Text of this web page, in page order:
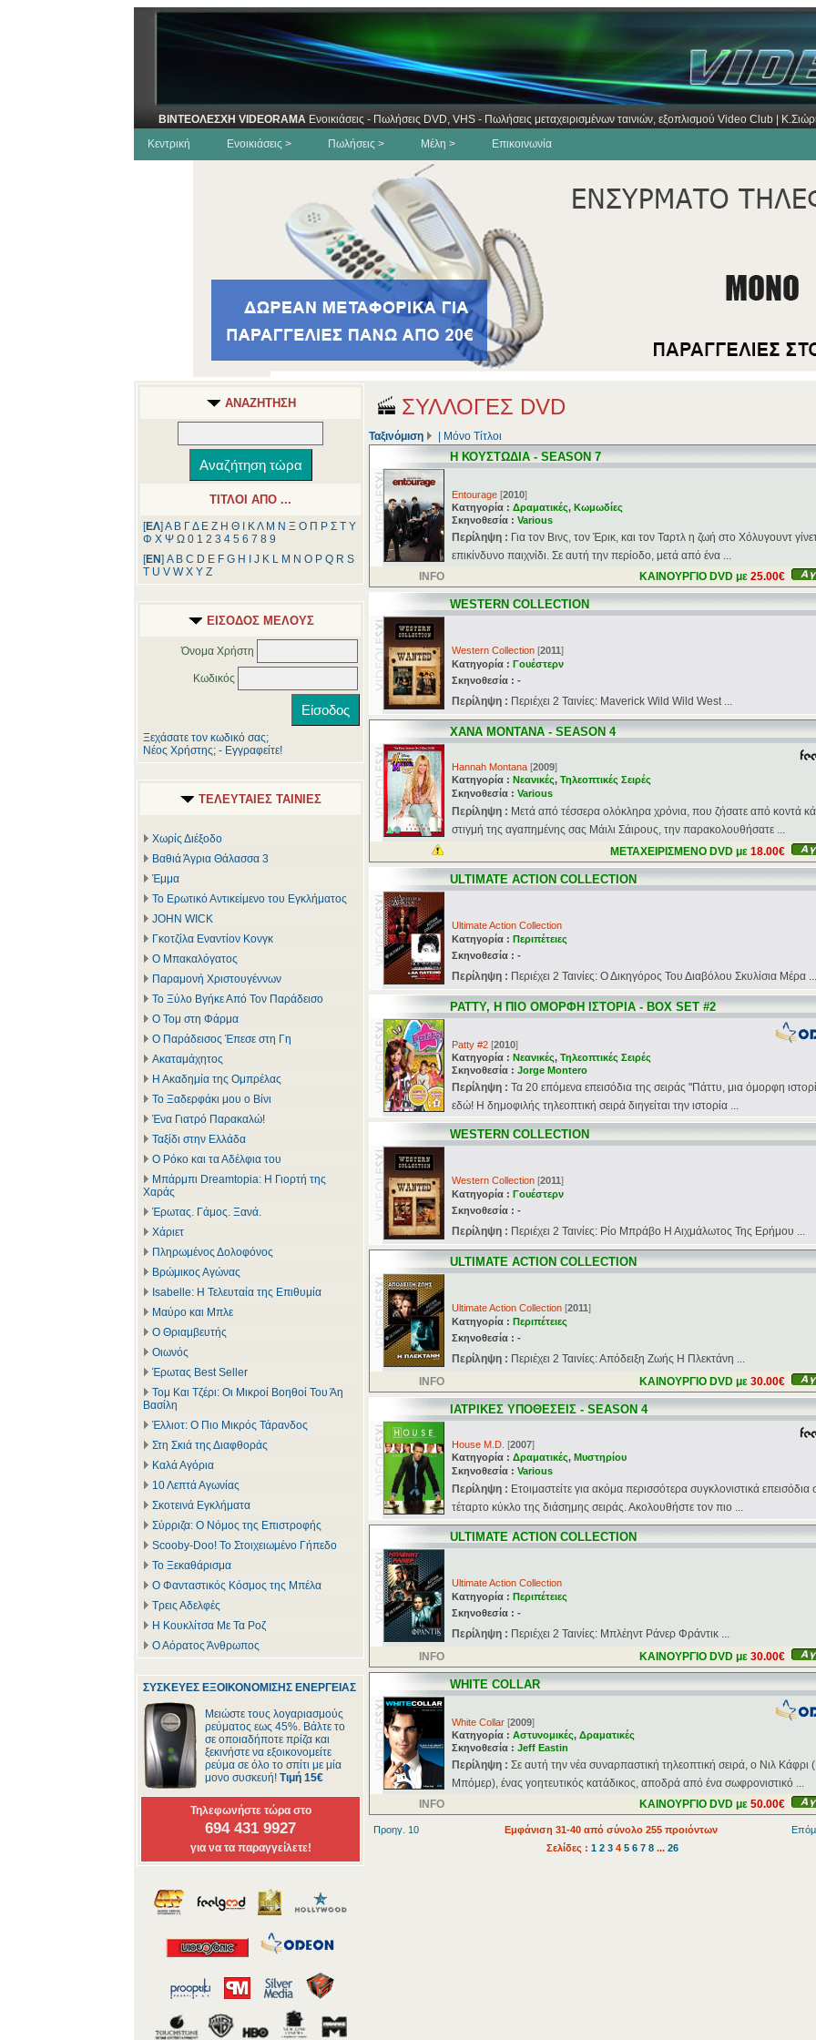
ΒΙΝΤΕΟΛΕΣΧΗ VIDEORAMA Ενοικιάσεις - Πωλήσεις DVD, VHS - Πωλήσεις μεταχειρισμένων ταινιών, εξοπλισμού Video Club |
Κεντρική
Ενοικιάσεις > Πωλήσεις > Μέλη > Επικοινωνία
ΑΝΑΖΗΤΗΣΗ
ΤΙΤΛΟΙ ΑΠΟ ...
[ΕΛ] Α Β ΓΔ Ε Ζ Η Θ ΚΛ Μ Ν Ξ Ο Π Ρ Σ Τ Υ
Φ Χ Ψ Ω 0 1 2 3 4 5 6 7 8 9
[ΕΝ] A B C D E F G H J K L M N O P Q R S
T U V W X Y Z
ΕΙΣΟΔΟΣ ΜΕΛΟΥΣ
Όνομα Χρήστη
Κωδικός
Ξεχάσατε τον κωδικό σας;
Νέος Χρήστης; - Εγγραφείτε!
ΤΕΛΕΥΤΑΙΕΣ ΤΑΙΝΙΕΣ
Χωρίς Διέξοδο
Βαθιά Άγρια Θάλασσα 3
Έμμα
Το Ερωτικό Αντικείμενο του Εγκλήματος
JOHN WICK
Γκοτζίλα Εναντίον Κονγκ
Ο Μπακαλόγατος
Παραμονή Χριστουγέννων
Το Ξύλο Βγήκε Από Τον Παράδεισο
Ο Τομ στη Φάρμα
Ο Παράδεισος Έπεσε στη Γη
Ακαταμάχητος
Η Ακαδημία της Ομπρέλας
Το Ξαδερφάκι μου ο Βίνι
Ένα Γιατρό Παρακαλώ!
Ταξίδι στην Ελλάδα
Ο Ρόκο και τα Αδέλφια του
Μπάρμπι Dreamtopia: Η Γιορτή της
Χαράς
Έρωτας. Γάμος. Ξανά.
Χάριετ
Πληρωμένος Δολοφόνος
Βρώμικος Αγώνας
Isabelle: Η Τελευταία της Επιθυμία
Μαύρο και Μπλε
Ο Θριαμβευτής
Οιωνός
Έρωτας Best Seller
Τομ Και Τζέρι: Οι Μικροί Βοηθοί Του Άη
Βασίλη
Έλλιοτ: Ο Πιο Μικρός Τάρανδος
Στη Σκιά της Διαφθοράς
Καλά Αγόρια
10 Λεπτά Αγωνίας
Σκοτεινά Εγκλήματα
Σύρριζα: Ο Νόμος της Επιστροφής
Scooby-Doo! Το Στοιχειωμένο Γήπεδο
Το Ξεκαθάρισμα
Ο Φανταστικός Κόσμος της Μπέλα
Τρεις Αδελφές
Η Κουκλίτσα Με Τα Ροζ
Ο Αόρατος Άνθρωπος
ΣΥΣΚΕΥΕΣ ΕΞΟΙΚΟΝΟΜΙΣΗΣ ΕΝΕΡΓΕΙΑΣ
Μειώστε τους λογαριασμούς
ρεύματος εως 45%. Βάλτε το
σε οποιαδήποτε πρίζα και
ξεκινήστε να εξοικονομείτε
ρεύμα σε όλο το σπίτι με μία
μονο συσκευή! Τιμή 15€
Τηλεφωνήστε τώρα στο
694 431 9927
για να τα παραγγείλετε!
ΣΥΛΛΟΓΕΣ DVD
Ταξινόμιση Μόνο Τίτλοι
Η ΚΟΥΣΤΩΔΙΑ - SEASON 7
Entourage [2010]
Κατηγορία : Δραματικές, Κωμωδίες
Σκηνοθεσία : Various
Περίληψη : Για τον Βινς, τον Έρικ, και τον Ταρτλ η ζωή στο Χόλυγουντ
επικίνδυνο παιχνίδι. Σε αυτή την περίοδο, μετά από ένα ...
INFO
ΚΑΙΝΟΥΡΓΙΟ DVD με 25.00€
WESTERN COLLECTION
Western Collection [2011]
Κατηγορία : Γουέστερν
Σκηνοθεσία : -
Περίληψη : Περιέχει 2 Ταινίες: Maverick Wild Wild West ...
ΧΑΝΑ ΜΟΝΤΑΝΑ - SEASON 4
Hannah Montana [2009]
Κατηγορία : Νεανικές, Τηλεοπτικές Σειρές
Σκηνοθεσία : Various
Περίληψη : Μετά από τέσσερα ολόκληρα χρόνια, που ζήσατε από κοντά
στιγμή της αγαπημένης σας Μάιλι Σάιρους, την παρακολουθήσατε ...
ΜΕΤΑΧΕΙΡΙΣΜΕΝΟ DVD με 18.00€
ULTIMATE ACTION COLLECTION
Ultimate Action Collection
Κατηγορία : Περιπέτειες
Σκηνοθεσία : -
Περίληψη : Περιέχει 2 Ταινίες: Ο Δικηγόρος Του Διαβόλου Σκυλίσια Μέρα ...
PATTY, Η ΠΙΟ ΟΜΟΡΦΗ ΙΣΤΟΡΙΑ - BOX SET #2
Patty #2 [2010]
Κατηγορία : Νεανικές, Τηλεοπτικές Σειρές
Σκηνοθεσία : Jorge Montero
Περίληψη : Τα 20 επόμενα επεισόδια της σειράς "Πάττυ, μια όμορφη
εδώ! Η δημοφιλής τηλεοπτική σειρά διηγείται την ιστορία ...
WESTERN COLLECTION
Western Collection [2011]
Κατηγορία : Γουέστερν
Σκηνοθεσία : -
Περίληψη : Περιέχει 2 Ταινίες: Ρίο Μπράβο Η Αιχμάλωτος Της Ερήμου ...
ULTIMATE ACTION COLLECTION
Ultimate Action Collection [2011]
Κατηγορία : Περιπέτειες
Σκηνοθεσία : -
Περίληψη : Περιέχει 2 Ταινίες: Απόδειξη Ζωής Η Πλεκτάνη ...
INFO
ΚΑΙΝΟΥΡΓΙΟ DVD με 30.00€
ΙΑΤΡΙΚΕΣ ΥΠΟΘΕΣΕΙΣ - SEASON 4
House M.D. [2007]
Κατηγορία : Δραματικές, Μυστηρίου
Σκηνοθεσία : Various
Περίληψη : Ετοιμαστείτε για ακόμα περισσότερα συγκλονιστικά επεισόδια
τέταρτο κύκλο της διάσημης σειράς. Ακολουθήστε τον πιο ...
ULTIMATE ACTION COLLECTION
Ultimate Action Collection
Κατηγορία : Περιπέτειες
Σκηνοθεσία : -
Περίληψη : Περιέχει 2 Ταινίες: Μπλέηντ Ράνερ Φράντικ ...
INFO
ΚΑΙΝΟΥΡΓΙΟ DVD με 30.00€
WHITE COLLAR
White Collar [2009]
Κατηγορία : Αστυνομικές, Δραματικές
Σκηνοθεσία : Jeff Eastin
Περίληψη : Σε αυτή την νέα συναρπαστική τηλεοπτική σειρά, ο Νιλ Κάφρι
Μπόμερ), ένας γοητευτικός κατάδικος, αποδρά από ένα σωφρονιστικό ...
INFO
ΚΑΙΝΟΥΡΓΙΟ DVD με 50.00€
Προηγ. 10 Εμφάνιση 31-40 από σύνολο 255 προιόντων
Σελίδες : 1 2 34 5 6 7 8... 26